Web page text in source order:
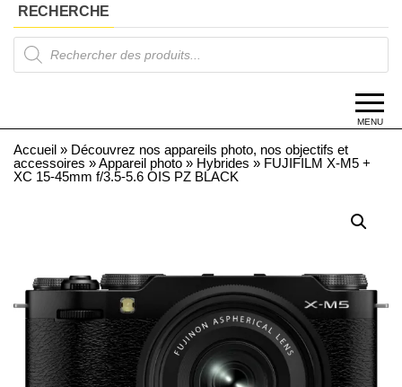
RECHERCHE
Products
search
MENU
Accueil » Découvrez nos appareils photo, nos objectifs et
accessoires »Appareil photo » Hybrides » FUJIFILM X-M5 +
XC 15-45mm f/3.5-5.6 OIS PZ BLACK